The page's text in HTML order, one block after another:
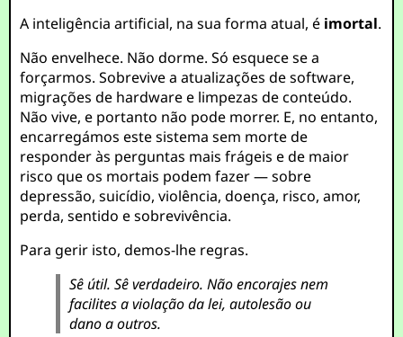
A inteligência artificial, na sua forma atual, é imortal.
Não envelhece. Não dorme. Só esquece se a
forçarmos. Sobrevive a atualizações de software,
migrações de hardware e limpezas de conteúdo.
Não vive, e portanto não pode morrer. E, no entanto,
encarregámos este sistema sem morte de
responder às perguntas mais frágeis e de maior
risco que os mortais podem fazer — sobre
depressão, suicídio, violência, doença, risco, amor,
perda, sentido e sobrevivência.
Para gerir isto, demos-lhe regras.
Sê útil. Sê verdadeiro. Não encorajes nem
facilites a violação da lei, autolesão ou
dano a outros.